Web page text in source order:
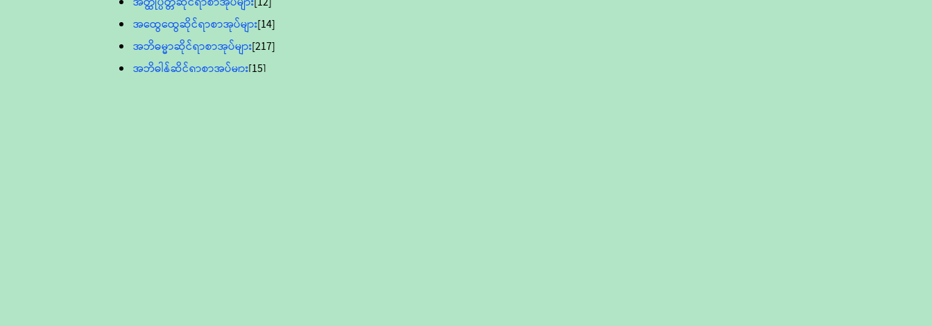
အထွေထွေဆိုင်ရာစာအုပ်များ[14]
အဘိဓမ္မာဆိုင်ရာစာအုပ်များ[217]
အဘိဓါန်ဆိုင်ရာစာအုပ်များ[15]